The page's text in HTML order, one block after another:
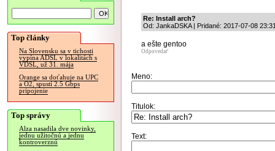
Top články
Na Slovensku sa v tichosti
vypína ADSL v lokalitách s
VDSL, už 31. mája
Orange sa doťahuje na UPC
a O2, spustí 2.5 Gbps
pripojenie
Top správy
Alza nasadila dve novinky,
jednu užitočnú a jednu
kontroverznú
Re: Install arch?
Od: JankaDSKA | Pridané: 2017-07-08
a ešte gentoo
Odpovedať
Meno:
Titulok:
Text: